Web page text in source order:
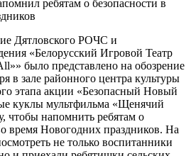
Дятловского РОЧС и
«Белорусский Игровой Театр
было представлено на обозрение
в зале районного центра культуры
этапа акции «Безопасный Новый
куклы мультфильма «Щенячий
чтобы напомнить ребятам о
время Новогодних праздников. На
не только воспитанники